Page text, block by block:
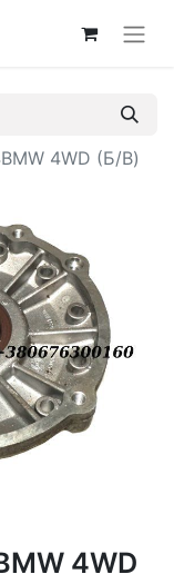
4WD (Б/В)
4WD